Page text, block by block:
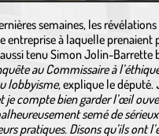
semaines, les
entreprise à laquelle
tenu Simon Jolin-Barrette
au Commissaire à
lobbyisme,explique le député.
je compte bien garder l’œil
semé de
pratiques. Disons qu’ils ont